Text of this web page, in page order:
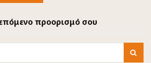
προορισμό σου